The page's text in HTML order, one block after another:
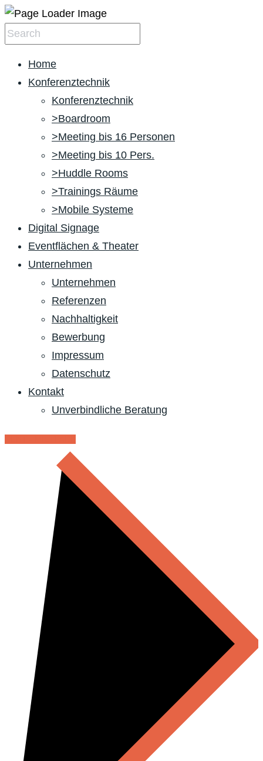
Home
Konferenztechnik
Konferenztechnik
>Boardroom
>Meeting bis 16 Personen
>Meeting bis 10 Pers.
>Huddle Rooms
>Trainings Räume
>Mobile Systeme
Digital Signage
Eventflächen & Theater
Unternehmen
Unternehmen
Referenzen
Nachhaltigkeit
Bewerbung
Impressum
Datenschutz
Kontakt
Unverbindliche Beratung